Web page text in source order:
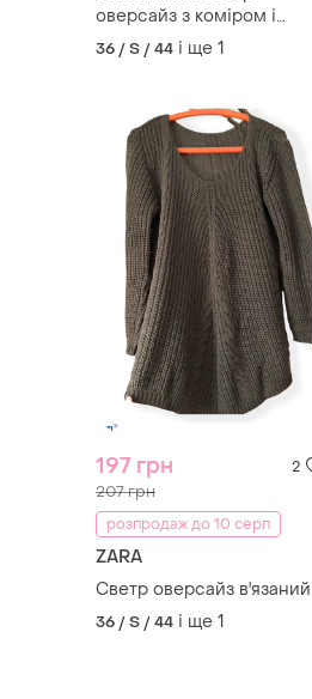
197 грн 2
207 грн
розпродаж до 10 серп
ZARA
Светр оверсайз в'язаний
36 / S / 44
ТОП оголошень
TOP